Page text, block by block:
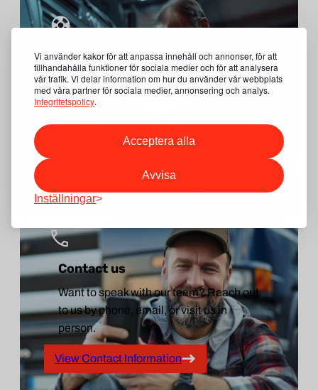
Vi använder kakor för att anpassa innehåll och annonser, för att
tillhandahålla funktioner för sociala medier och för att analysera
vår trafik. Vi delar information om hur du använder vår webbplats
med våra partner för sociala medier, annonsering och analys.
Integritetspolicy.
Acceptera alla
Avvisa
Inställningar
Customer Support
Have questions about returns,
warranties, or delivery? Visit our support
Go to Customer Support
Contact us
Want to speak with our team? Reach out
to us by phone, email, or visit us in
person.
View Contact Information